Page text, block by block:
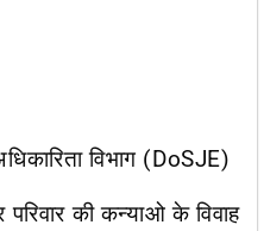
विभाग (DoSJE)​
की कन्याओ के विवाह